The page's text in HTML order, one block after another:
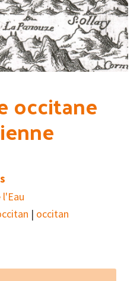
occitane
l'Eau
| occitan